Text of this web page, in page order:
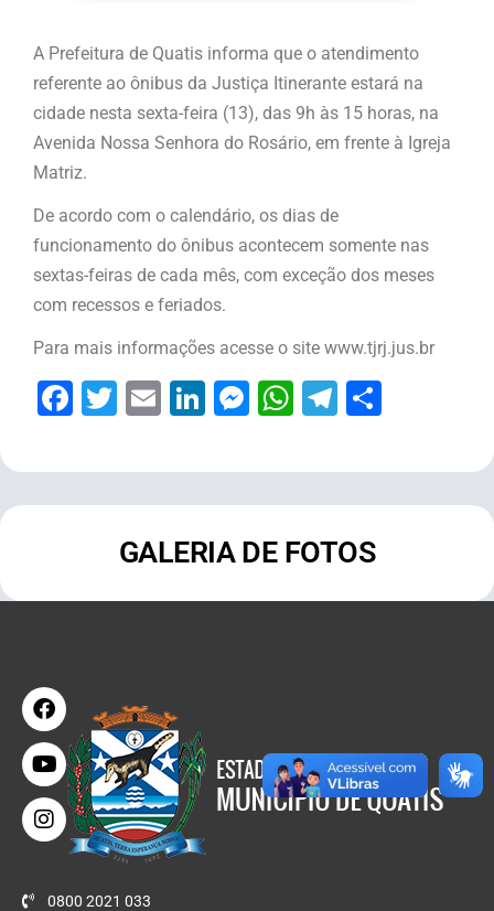
A Prefeitura de Quatis informa que o atendimento
referente ao ônibus da Justiça Itinerante estará na
cidade nesta sexta-feira (13), das 9h às 15 horas, na
Avenida Nossa Senhora do Rosário, em frente à Igreja
Matriz.
De acordo com o calendário, os dias de
funcionamento do ônibus acontecem somente nas
sextas-feiras de cada mês, com exceção dos meses
com recessos e feriados.
Para mais informações acesse o site www.tjrj.jus.br
Facebook
Twitter
EmailLinkedIn
Messenger
WhatsApp
Telegram
GALERIA DE FOTOS
0800 2021 033